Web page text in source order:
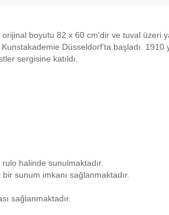
boyutu 82 x 60 cm'dir ve tuval üzeri
Düsseldorf’ta başladı. 1910
sergisine katıldı.
halinde sunulmaktadır.
sunum imkanı sağlanmaktadır.
sağlanmaktadır.